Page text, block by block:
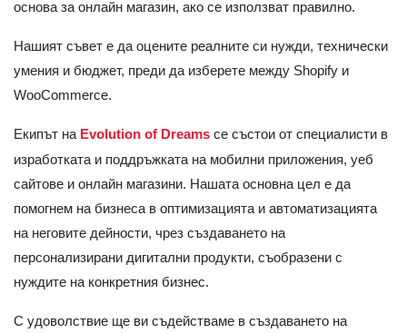
основа за онлайн магазин, ако се използват правилно.
Нашият съвет е да оцените реалните си нужди, технически
умения и бюджет, преди да изберете между Shopify и
WooCommerce.
Екипът на Evolution of Dreams се състои от специалисти в
изработката и поддръжката на мобилни приложения, уеб
сайтове и онлайн магазини. Нашата основна цел е да
помогнем на бизнеса в оптимизацията и автоматизацията
на неговите дейности, чрез създаването на
персонализирани дигитални продукти, съобразени с
нуждите на конкретния бизнес.
С удоволствие ще ви съдействаме в създаването на